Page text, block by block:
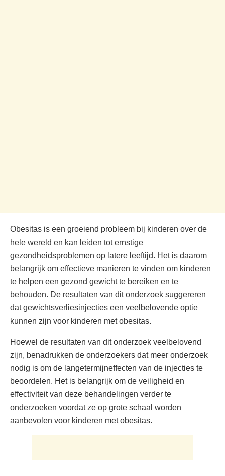
Obesitas is een groeiend probleem bij kinderen over de
hele wereld en kan leiden tot ernstige
gezondheidsproblemen op latere leeftijd. Het is daarom
belangrijk om effectieve manieren te vinden om kinderen
te helpen een gezond gewicht te bereiken en te
behouden. De resultaten van dit onderzoek suggereren
dat gewichtsverliesinjecties een veelbelovende optie
kunnen zijn voor kinderen met obesitas.
Hoewel de resultaten van dit onderzoek veelbelovend
zijn, benadrukken de onderzoekers dat meer onderzoek
nodig is om de langetermijneffecten van de injecties te
beoordelen. Het is belangrijk om de veiligheid en
effectiviteit van deze behandelingen verder te
onderzoeken voordat ze op grote schaal worden
aanbevolen voor kinderen met obesitas.